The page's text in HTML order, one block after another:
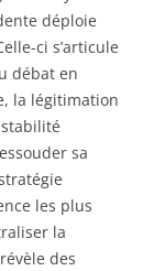
déploie
ci s’articule
débat en
la légitimation
sa
les plus
la
des